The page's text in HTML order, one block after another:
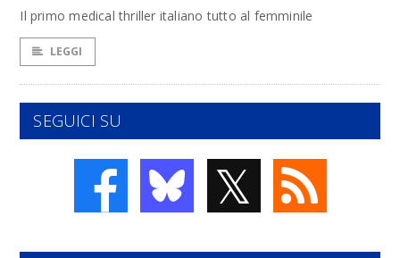
Il primo medical thriller italiano tutto al femminile
LEGGI
SEGUICI SU
𝕏